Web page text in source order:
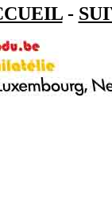
-